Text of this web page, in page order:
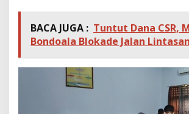
BACA JUGA : Tuntut Dana CSR,
Bondoala Blokade Jalan Lintasan